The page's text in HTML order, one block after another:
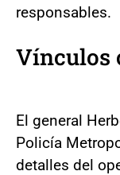
responsables.
Vínculos
El general
Policía
detalles del